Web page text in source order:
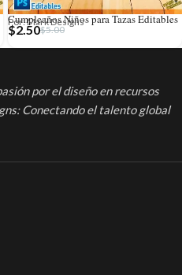
Cumpleaños Niños para Tazas Editables
Por: Mark Designs
$5.00
$2.50
por el diseño en recursos
Conectando el talento global